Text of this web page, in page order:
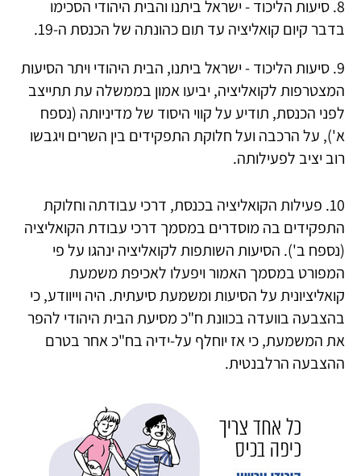
8. סיעות הליכוד - ישראל ביתנו והבית היהודי הסכימו
בדבר קיום קואליציה עד תום כהונתה של הכנסת ה-19.
9. סיעות הליכוד - ישראל ביתנו, הבית היהודי ויתר הסיעות
המצטרפות לקואליציה, יביעו אמון בממשלה עת תתייצב
לפני הכנסת, תודיע על קווי היסוד של מדיניותה (נספח
א'), על הרכבה ועל חלוקת התפקידים בין השרים ויגבשו
רוב יציב לפעילותה.
10. פעילות הקואליציה בכנסת, דרכי עבודתה וחלוקת
התפקידים בה מוסדרים במסמך דרכי עבודת הקואליציה
(נספח ב'). הסיעות השותפות לקואליציה ינהגו על פי
המפורט במסמך האמור ויפעלו לאכיפת משמעת
קואליציונית על הסיעות ומשמעת סיעתית. היה וייוודע, כי
בהצבעה בוועדה בכוונת ח"כ מסיעת הבית היהודי להפר
את המשמעת, כי אז יוחלף על-ידיה בח"כ אחר בטרם
ההצבעה הרלבנטית.